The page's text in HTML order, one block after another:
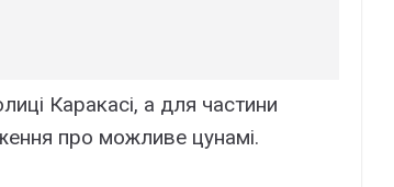
Каракасі, а для частини
про можливе цунамі.